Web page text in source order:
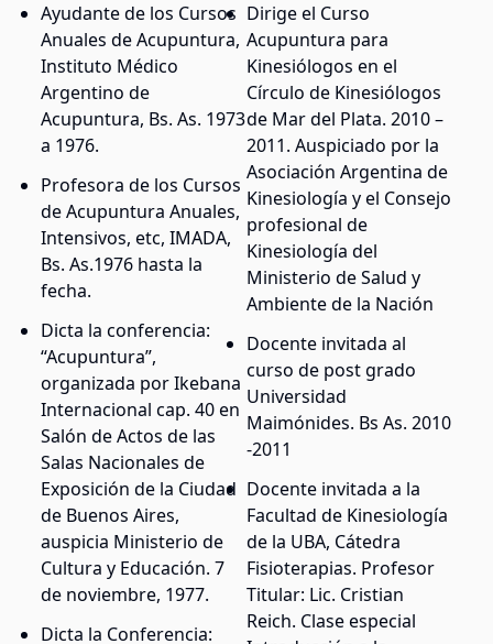
Ayudante de los Cursos
Anuales de Acupuntura,
Instituto Médico
Argentino de
Acupuntura, Bs. As. 1973
a 1976.
Profesora de los Cursos
de Acupuntura Anuales,
Intensivos, etc, IMADA,
Bs. As.1976 hasta la
fecha.
Dicta la conferencia:
“Acupuntura”,
organizada por Ikebana
Internacional cap. 40 en
Salón de Actos de las
Salas Nacionales de
Exposición de la Ciudad
de Buenos Aires,
auspicia Ministerio de
Cultura y Educación. 7
de noviembre, 1977.
Dicta la Conferencia:
Dirige el Curso
Acupuntura para
Kinesiólogos en el
Círculo de Kinesiólogos
de Mar del Plata. 2010 –
2011. Auspiciado por la
Asociación Argentina de
Kinesiología y el Consejo
profesional de
Kinesiología del
Ministerio de Salud y
Ambiente de la Nación
Docente invitada al
curso de post grado
Universidad
Maimónides. Bs As. 2010
-2011
Docente invitada a la
Facultad de Kinesiología
de la UBA, Cátedra
Fisioterapias. Profesor
Titular: Lic. Cristian
Reich. Clase especial